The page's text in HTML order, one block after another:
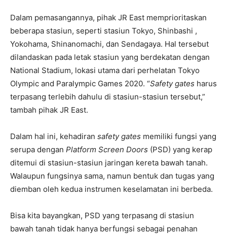
Dalam pemasangannya, pihak JR East memprioritaskan
beberapa stasiun, seperti stasiun Tokyo, Shinbashi ,
Yokohama, Shinanomachi, dan Sendagaya. Hal tersebut
dilandaskan pada letak stasiun yang berdekatan dengan
National Stadium, lokasi utama dari perhelatan Tokyo
Olympic and Paralympic Games 2020. “Safety gates harus
terpasang terlebih dahulu di stasiun-stasiun tersebut,”
tambah pihak JR East.
Dalam hal ini, kehadiran safety gates memiliki fungsi yang
serupa dengan Platform Screen Doors (PSD) yang kerap
ditemui di stasiun-stasiun jaringan kereta bawah tanah.
Walaupun fungsinya sama, namun bentuk dan tugas yang
diemban oleh kedua instrumen keselamatan ini berbeda.
Bisa kita bayangkan, PSD yang terpasang di stasiun
bawah tanah tidak hanya berfungsi sebagai penahan